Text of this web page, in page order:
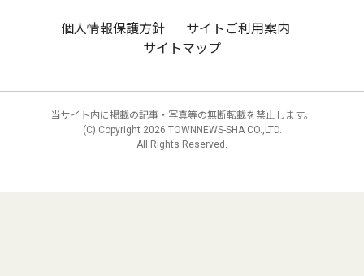
個人情報保護方針
サイトご利用案内
サイトマップ
当サイト内に掲載の記事・写真等の無断転載を禁止します。
(C) Copyright 2026 TOWNNEWS-SHA CO.,LTD.
All Rights Reserved.